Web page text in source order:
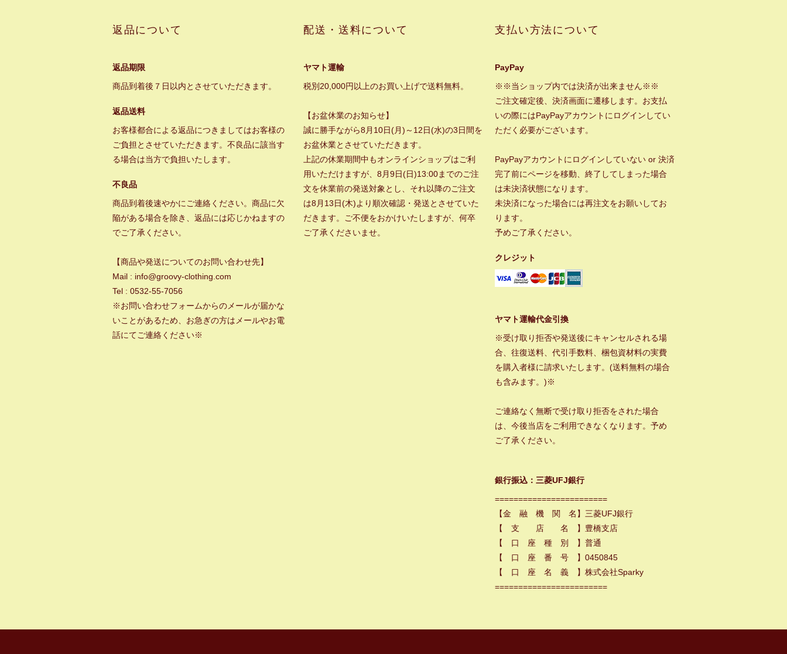
返品について
返品期限
商品到着後７日以内とさせていただきます。
返品送料
お客様都合による返品につきましてはお客様の
ご負担とさせていただきます。不良品に該当す
る場合は当方で負担いたします。
不良品
商品到着後速やかにご連絡ください。商品に欠
陥がある場合を除き、返品には応じかねますの
でご了承ください。
【商品や発送についてのお問い合わせ先】
Mail : info@groovy-clothing.com
Tel : 0532-55-7056
※お問い合わせフォームからのメールが届かな
いことがあるため、お急ぎの方はメールやお電
話にてご連絡ください※
配送・送料について
ヤマト運輸
税別20,000円以上のお買い上げで送料無料。
【お盆休業のお知らせ】
誠に勝手ながら8月10日(月)～12日(水)の3日間を
お盆休業とさせていただきます。
上記の休業期間中もオンラインショップはご利
用いただけますが、8月9日(日)13:00までのご注
文を休業前の発送対象とし、それ以降のご注文
は8月13日(木)より順次確認・発送とさせていた
だきます。ご不便をおかけいたしますが、何卒
ご了承くださいませ。
支払い方法について
PayPay
※※当ショップ内では決済が出来ません※※
ご注文確定後、決済画面に遷移します。お支払
いの際にはPayPayアカウントにログインしてい
ただく必要がございます。
PayPayアカウントにログインしていない or 決済
完了前にページを移動、終了してしまった場合
は未決済状態になります。
未決済になった場合には再注文をお願いしてお
ります。
予めご了承ください。
クレジット
ヤマト運輸代金引換
※受け取り拒否や発送後にキャンセルされる場
合、往復送料、代引手数料、梱包資材料の実費
を購入者様に請求いたします。(送料無料の場合
も含みます。)※
ご連絡なく無断で受け取り拒否をされた場合
は、今後当店をご利用できなくなります。予め
ご了承ください。
銀行振込：三菱UFJ銀行
========================
【金 融 機 関 名】三菱UFJ銀行
【 支 店 名 】豊橋支店
【 口 座 種 別 】普通
【 口 座 番 号 】0450845
【 口 座 名 義 】株式会社Sparky
========================